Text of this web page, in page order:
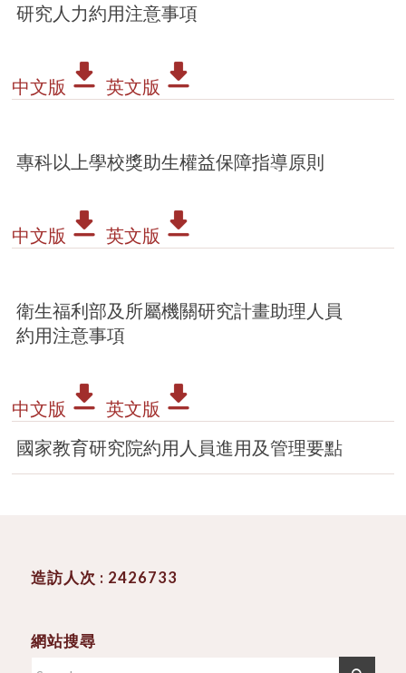
研究人力約用注意事項
中文版 英文版
專科以上學校獎助生權益保障指導原則
中文版 英文版
衛生福利部及所屬機關研究計畫助理人員
約用注意事項
中文版
英文版
國家教育研究院約用人員進用及管理要點
造訪人次 : 2426733
網站搜尋